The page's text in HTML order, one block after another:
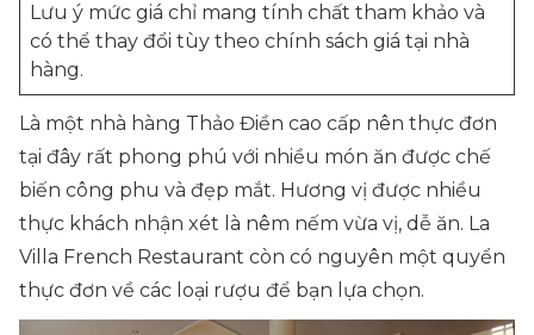
Lưu ý mức giá chỉ mang tính chất tham khảo và
có thể thay đổi tùy theo chính sách giá tại nhà
hàng.
Là một nhà hàng Thảo Điền cao cấp nên thực đơn
tại đây rất phong phú với nhiều món ăn được chế
biến công phu và đẹp mắt. Hương vị được nhiều
thực khách nhận xét là nêm nếm vừa vị, dễ ăn. La
Villa French Restaurant còn có nguyên một quyển
thực đơn về các loại rượu để bạn lựa chọn.